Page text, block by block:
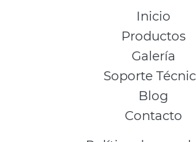
Inicio
Productos
Galería
Soporte
Blog
Contacto